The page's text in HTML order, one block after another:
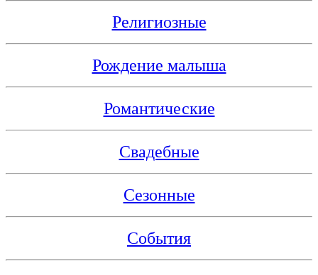
Религиозные
Рождение малыша
Романтические
Свадебные
Сезонные
События